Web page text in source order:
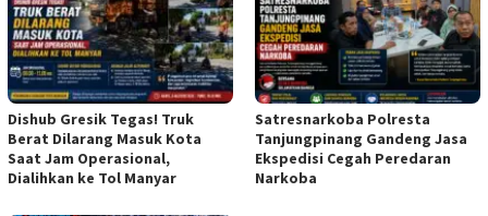
Dishub Gresik Tegas! Truk
Berat Dilarang Masuk Kota
Saat Jam Operasional,
Dialihkan ke Tol Manyar
Satresnarkoba Polresta
Tanjungpinang Gandeng Jasa
Ekspedisi Cegah Peredaran
Narkoba